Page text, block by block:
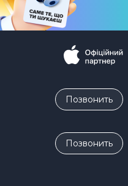
Позвонить
Позвонить